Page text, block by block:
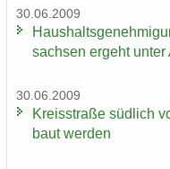
30.06.2009
sach­sen er­geht unter
30.06.2009
Kreis­stra­ße süd­lich
baut wer­den